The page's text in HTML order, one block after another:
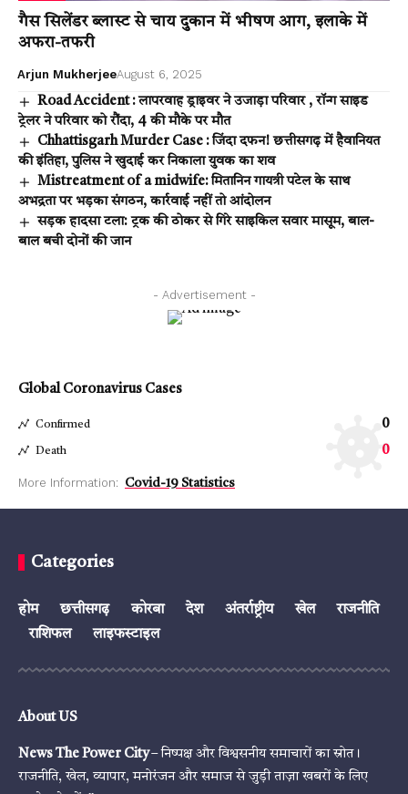
गैस सिलेंडर ब्लास्ट से चाय दुकान में भीषण आग, इलाके में
अफरा-तफरी
Arjun MukherjeeAugust 6, 2025
Road Accident : लापरवाह ड्राइवर ने उजाड़ा परिवार , रॉन्ग साइड
ट्रेलर ने परिवार को रौंदा, 4 की मौके पर मौत
Chhattisgarh Murder Case : जिंदा दफन! छत्तीसगढ़ में हैवानियत
की इंतिहा, पुलिस ने खुदाई कर निकाला युवक का शव
Mistreatment of a midwife: मितानिन गायत्री पटेल के साथ
अभद्रता पर भड़का संगठन, कार्रवाई नहीं तो आंदोलन
सड़क हादसा टला: ट्रक की ठोकर से गिरे साइकिल सवार मासूम, बाल-
बाल बची दोनों की जान
- Advertisement -
Global Coronavirus Cases
Confirmed 0
Death 0
More Information: Covid-19 Statistics
Categories
होम छत्तीसगढ़ कोरबा देश अंतर्राष्ट्रीय खेल
राजनीति
राशिफल
लाइफस्टाइल
About US
News The Power City– निष्पक्ष और विश्वसनीय समाचारों का स्रोत।
राजनीति, खेल, व्यापार, मनोरंजन और समाज से जुड़ी ताज़ा खबरों के लिए